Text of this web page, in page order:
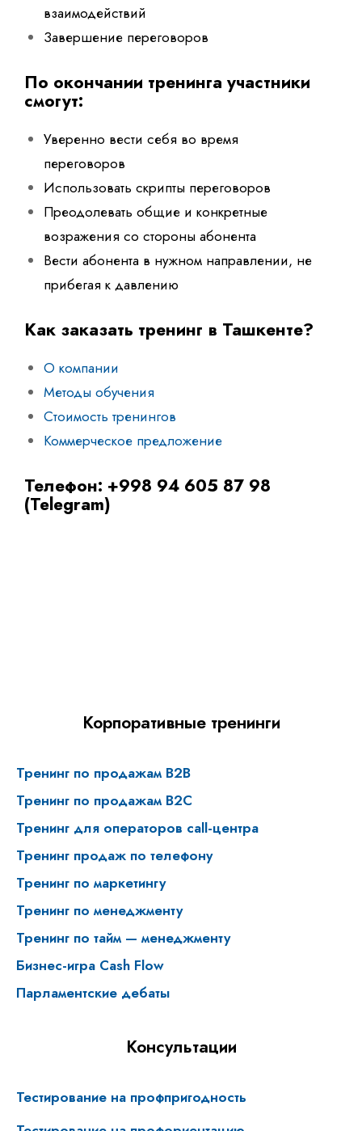
взаимодействий
Завершение переговоров
По окончании тренинга участники
смогут:
Уверенно вести себя во время
переговоров
Использовать скрипты переговоров
Преодолевать общие и конкретные
возражения со стороны абонента
Вести абонента в нужном направлении, не
прибегая к давлению
Как заказать тренинг в Ташкенте?
О компании
Методы обучения
Стоимость тренингов
Коммерческое предложение
Телефон: +998 94 605 87 98
(Telegram)
Корпоративные тренинги
Тренинг по продажам B2B
Тренинг по продажам В2С
Тренинг для операторов call-центра
Тренинг продаж по телефону
Тренинг по маркетингу
Тренинг по менеджменту
Тренинг по тайм — менеджменту
Бизнес-игра Cash Flow
Парламентские дебаты
Консультации
Тестирование на профпригодность